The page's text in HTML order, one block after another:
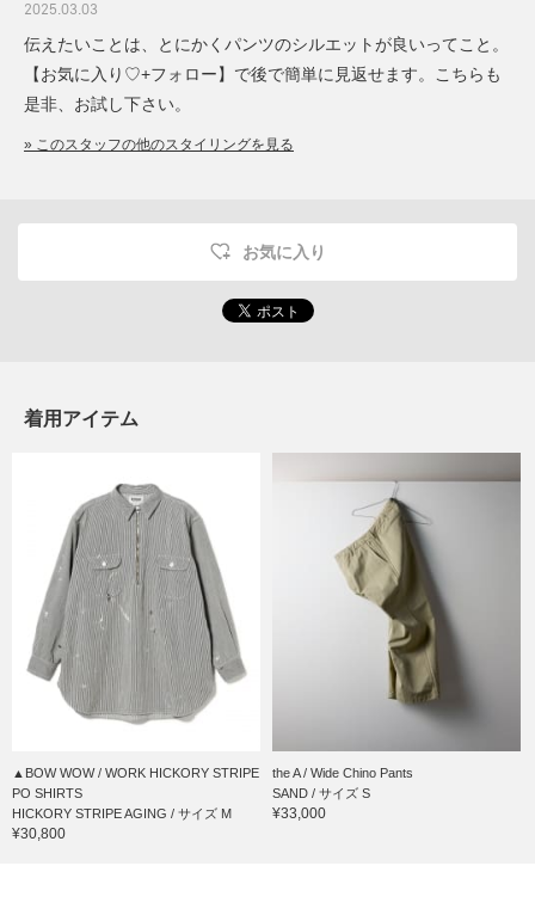
2025.03.03
伝えたいことは、とにかくパンツのシルエットが良いってこと。
【お気に入り♡+フォロー】で後で簡単に見返せます。こちらも
是非、お試し下さい。
» このスタッフの他のスタイリングを見る
お気に入り
着用アイテム
▲BOW WOW / WORK HICKORY STRIPE
PO SHIRTS
HICKORY STRIPE AGING / サイズ M
¥30,800
the A / Wide Chino Pants
SAND / サイズ S
¥33,000